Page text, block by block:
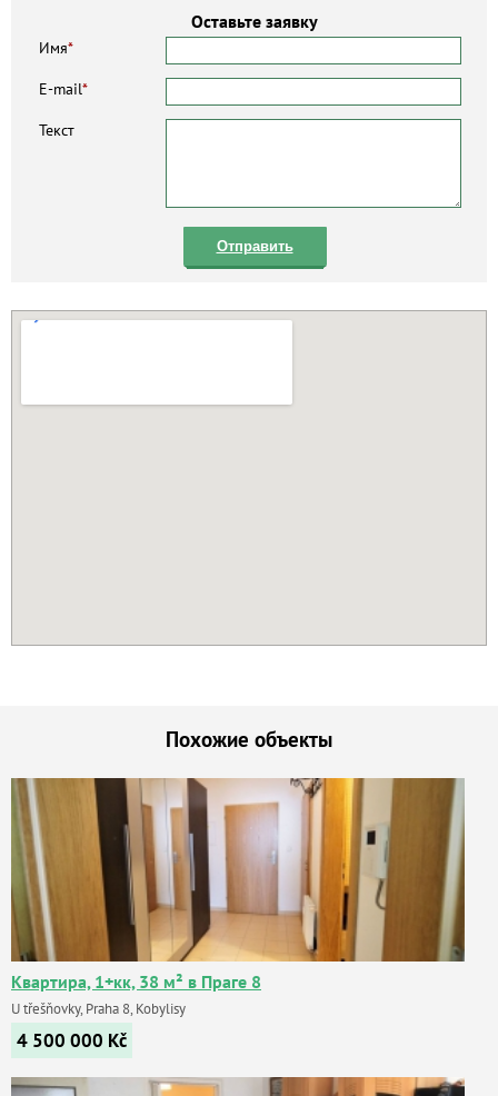
Оставьте заявку
Имя*
E-mail*
Текст
Отправить
Похожие объекты
Квартира, 1+кк, 38 м² в Праге 8
U třešňovky, Praha 8, Kobylisy
4 500 000 Kč